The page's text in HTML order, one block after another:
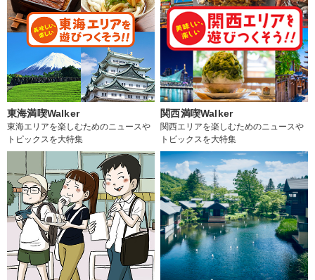
東海満喫Walker
東海エリアを楽しむためのニュースや
トピックスを大特集
関西満喫Walker
関西エリアを楽しむためのニュースや
トピックスを大特集